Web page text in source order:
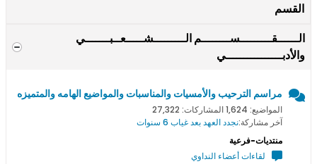
القسم
الــــــقـــــــــســــــــم الـــــــــشـــــعــبـــــــي
والأدبــــــــــــــــي
مراسم الترحيب والأمسيات والمناسبات والمواضيع الهامه والمتميزه
المواضيع: 1,624 المشاركات: 27,322
آخر مشاركة:نجدد العهد بعد غياب 6 سنوات
منتديات-فرعية
لقاءات أعضاء النداوي